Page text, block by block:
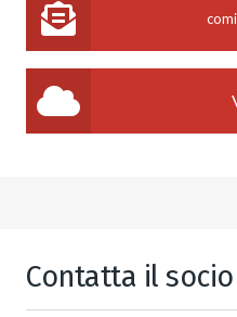
Contatta il socio